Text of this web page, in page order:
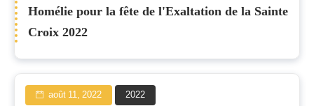
Homélie pour la fête de l'Exaltation de la Sainte
Croix 2022
août 11, 2022 2022